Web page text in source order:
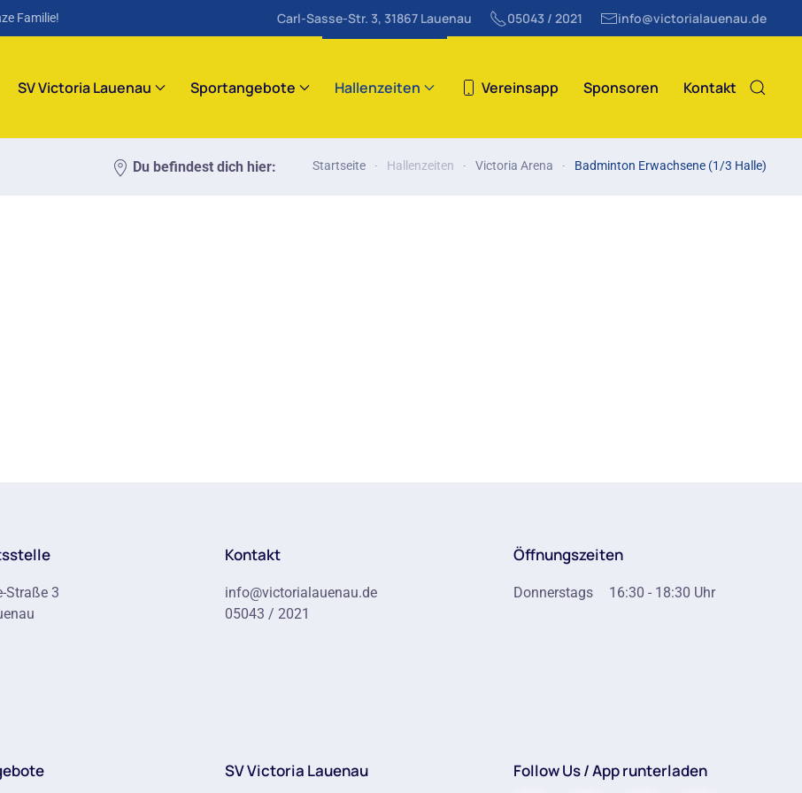
Familie! Carl-Sasse-Str. 3, 31867 Lauenau 05043 / 2021 info@victorialauenau.de
SV Victoria Lauenau Sportangebote Hallenzeiten Vereinsapp Sponsoren Kontakt
Du befindest dich hier: Startseite Hallenzeiten Victoria Arena Badminton Erwachsene (1/3 Halle)
Straße 3
Kontakt
info@victorialauenau.de
05043 / 2021
Öffnungszeiten
Donnerstags 16:30 - 18:30 Uhr
SV Victoria Lauenau Follow Us / App runterladen